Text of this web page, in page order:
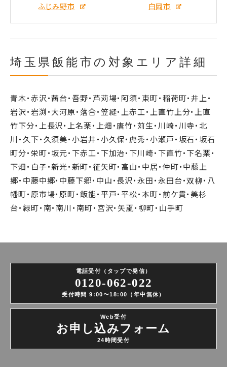
ふじみ野市 白岡市
埼玉県飯能市の対象エリア詳細
青木・赤沢・茜台・吾野・芦苅場・阿須・東町・稲荷町・井上・
岩沢・岩渕・大河原・落合・笠縫・上赤工・上直竹上分・上直
竹下分・上長沢・上名栗・上畑・唐竹・苅生・川崎・川寺・北
川・久下・久須美・小岩井・小久保・虎秀・小瀬戸・坂石・坂石
町分・栄町・坂元・下赤工・下加治・下川崎・下直竹・下名栗・
下畑・白子・新光・新町・征矢町・高山・中居・仲町・中藤上
郷・中藤中郷・中藤下郷・中山・長沢・永田・永田台・双柳・八
幡町・原市場・原町・飯能・平戸・平松・本町・前ケ貫・美杉
台・緑町・南・南川・南町・宮沢・矢颪・柳町・山手町
電話受付（タップで発信）
0120-062-022
受付時間 9:00〜18:00（年中無休）
Web受付
お申し込みフォーム
24時間受付